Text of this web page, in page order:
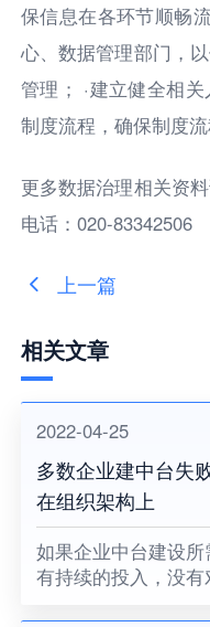
保信息在各环节顺畅
心、数据管理部门，
管理； ·建立健全相
制度流程，确保制度流
更多数据治理相关资
电话：020-83342506
上一篇
相关文章
2022-04-25
多数企业建中台失
在组织架构上
如果企业中台建设
有持续的投入，没